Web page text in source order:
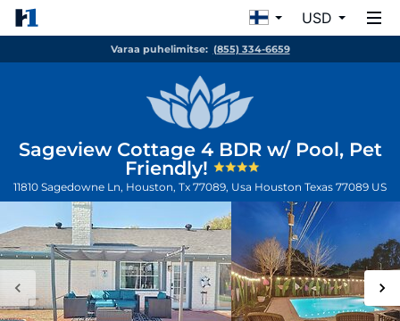
USD
Varaa puhelimitse: (855) 334-6659
Sageview Cottage 4 BDR w/ Pool, Pet
Friendly!
11810 Sagedowne Ln, Houston, Tx 77089, Usa Houston Texas 77089 US